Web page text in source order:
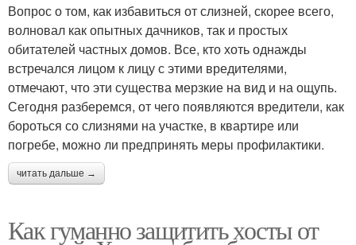
Вопрос о том, как избавиться от слизней, скорее всего,
волновал как опытных дачников, так и простых
обитателей частных домов. Все, кто хоть однажды
встречался лицом к лицу с этими вредителями,
отмечают, что эти существа мерзкие на вид и на ощупь.
Сегодня разберемся, от чего появляются вредители, как
бороться со слизнями на участке, в квартире или
погребе, можно ли предпринять меры профилактики.
читать дальше →
Как гуманно защитить хосты от